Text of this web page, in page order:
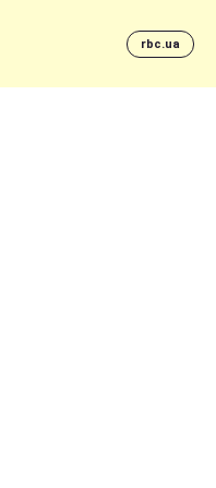
rbc.ua